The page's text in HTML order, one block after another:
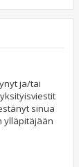
ja/tai
sinua
ylläpitäjään